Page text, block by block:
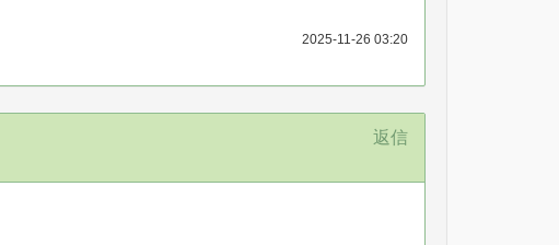
2025-11-26 03:20
返信